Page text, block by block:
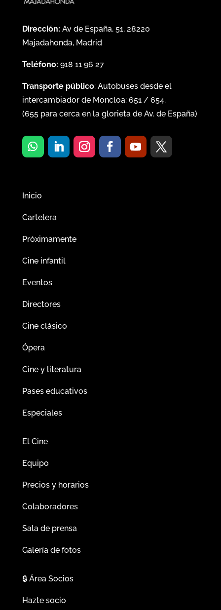
Dirección: Av de España, 51, 28220
Majadahonda, Madrid
Teléfono: 918 11 96 27
Transporte público: Autobuses desde el
intercambiador de Moncloa: 651/ 654.
(655para cerca en la glorieta de Av. de España)
Inicio
Cartelera
Próximamente
Cine infantil
Eventos
Directores
Cine clásico
Ópera
Cine y literatura
Pases educativos
Especiales
El Cine
Equipo
Precios y horarios
Colaboradores
Sala de prensa
Galería de fotos
🔒Área Socios
Hazte socio